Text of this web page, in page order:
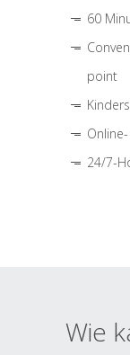
60
point
24/7-
Wie